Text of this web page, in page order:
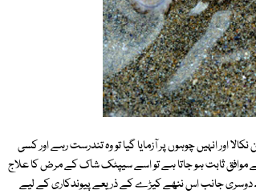
اور انہیں چوہوں پر آزمایا گیا تو وہ تندرست رہے اور کسی
موافق ثابت ہو جاتا ہے تو اسے سیپٹک شاک کے مرض کا علاج
دوسری جانب اس ننھے کیڑے کے ذریعے پیوندکاری کے لیے